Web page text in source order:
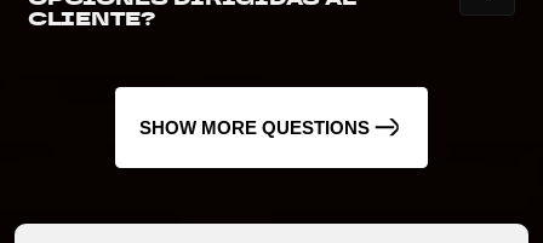
CLIENTE?
SHOW MORE QUESTIONS